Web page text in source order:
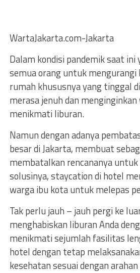
WartaJakarta.com-Jakarta
Dalam kondisi pandemik saat
semua orang untuk mengurangi
rumah khususnya yang tinggal
merasa jenuh dan
menikmati liburan.
Namun dengan adanya
besar di Jakarta, membuat
membatalkan rencananya
solusinya, staycation di hotel
warga ibu kota untuk melepas
Tak perlu jauh – jauh pergi ke
menghabiskan liburan Anda
menikmati sejumlah fasilitas
hotel dengan tetap
kesehatan sesuai dengan